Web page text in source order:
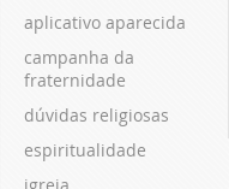
aplicativo aparecida
campanha da
fraternidade
dúvidas religiosas
espiritualidade
igreja